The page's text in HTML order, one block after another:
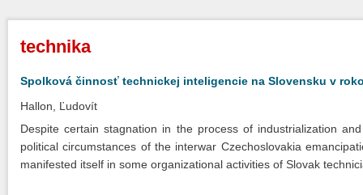
Nachádzate sa tu
technika
Spolková činnosť technickej inteligencie na Slovensku v
Hallon, Ľudovít
Despite certain stagnation in the process of industrialization
political circumstances of the interwar Czechoslovakia
manifested itself in some organizational activities of Slovak